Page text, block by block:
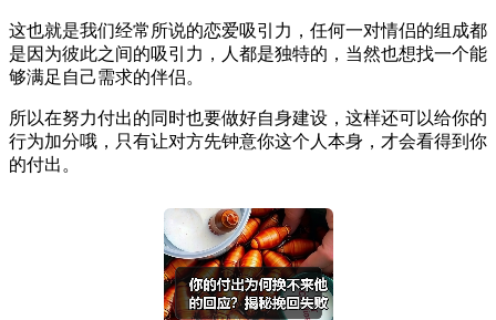
这也就是我们经常所说的恋爱吸引力，任何一对情侣的组成都
是因为彼此之间的吸引力，人都是独特的，当然也想找一个能
够满足自己需求的伴侣。
所以在努力付出的同时也要做好自身建设，这样还可以给你的
行为加分哦，只有让对方先钟意你这个人本身，才会看得到你
的付出。